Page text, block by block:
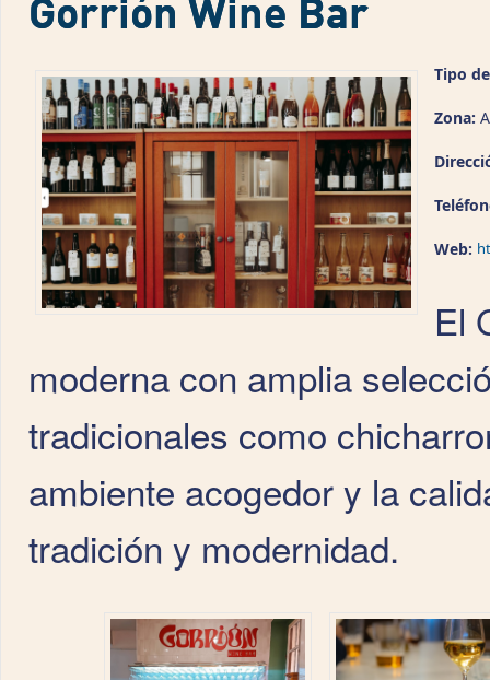
Gorrión Wine Bar
Tipo
Zona:
Web:
El
moderna con amplia
tradicionales como
ambiente acogedor y la
tradición y modernidad.